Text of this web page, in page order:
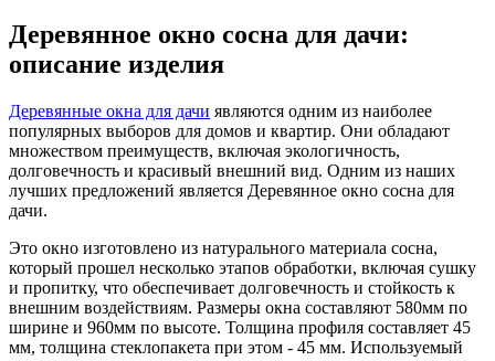
Деревянное окно сосна для дачи:
описание изделия
Деревянные окна для дачи являются одним из наиболее
популярных выборов для домов и квартир. Они обладают
множеством преимуществ, включая экологичность,
долговечность и красивый внешний вид. Одним из наших
лучших предложений является Деревянное окно сосна для
дачи.
Это окно изготовлено из натурального материала сосна,
который прошел несколько этапов обработки, включая сушку
и пропитку, что обеспечивает долговечность и стойкость к
внешним воздействиям. Размеры окна составляют 580мм по
ширине и 960мм по высоте. Толщина профиля составляет 45
мм, толщина стеклопакета при этом - 45 мм. Используемый